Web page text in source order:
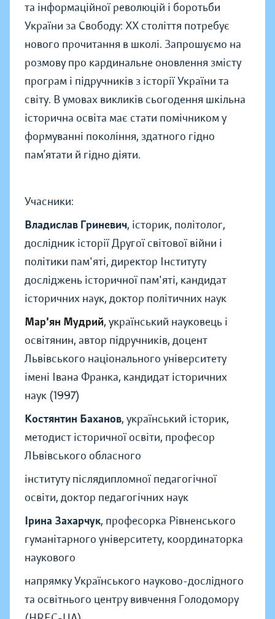
та інформаційної революцій і боротьби
України за Свободу: ХХ століття потребує
нового прочитання в школі. Запрошуємо на
розмову про кардинальне оновлення змісту
програм і підручників з історії України та
світу. В умовах викликів сьогодення шкільна
історична освіта має стати помічником у
формуванні покоління, здатного гідно
пам’ятати й гідно діяти.
Учасники:
Владислав Гриневич, історик, політолог,
дослідник історії Другої світової війни і
політики пам'яті, директор Інституту
досліджень історичної пам'яті, кандидат
історичних наук, доктор політичних наук
Мар'ян Мудрий, український науковець і
освітянин, автор підручників, доцент
Львівського національного університету
імені Івана Франка, кандидат історичних
наук (1997)
Костянтин Баханов, український історик,
методист історичної освіти, професор
ЛЬвівського обласного
інституту післядипломної педагогічної
освіти, доктор педагогічних наук
Ірина Захарчук, професорка Рівненського
гуманітарного університету, координаторка
наукового
напрямку Українського науково-дослідного
та освітнього центру вивчення Голодомору